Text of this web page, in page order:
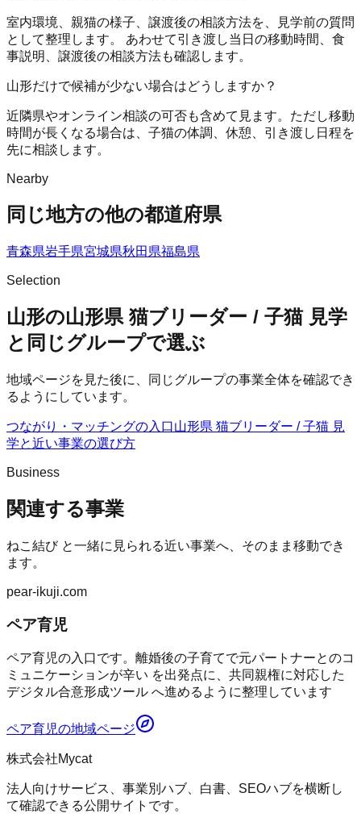
室内環境、親猫の様子、譲渡後の相談方法を、見学前の質問
として整理します。 あわせて引き渡し当日の移動時間、食
事説明、譲渡後の相談方法も確認します。
山形だけで候補が少ない場合はどうしますか？
近隣県やオンライン相談の可否も含めて見ます。ただし移動
時間が長くなる場合は、子猫の体調、休憩、引き渡し日程を
先に相談します。
Nearby
同じ地方の他の都道府県
青森県岩手県宮城県秋田県福島県
Selection
山形の山形県 猫ブリーダー / 子猫 見学
と同じグループで選ぶ
地域ページを見た後に、同じグループの事業全体を確認でき
るようにしています。
つながり・マッチングの入口山形県 猫ブリーダー / 子猫 見
学と近い事業の選び方
Business
関連する事業
ねこ結びと一緒に見られる近い事業へ、そのまま移動でき
ます。
pear-ikuji.com
ペア育児
ペア育児の入口です。離婚後の子育てで元パートナーとのコ
ミュニケーションが辛い を出発点に、共同親権に対応した
デジタル合意形成ツール へ進めるように整理しています
ペア育児の地域ページ
株式会社Mycat
法人向けサービス、事業別ハブ、白書、SEOハブを横断し
て確認できる公開サイトです。